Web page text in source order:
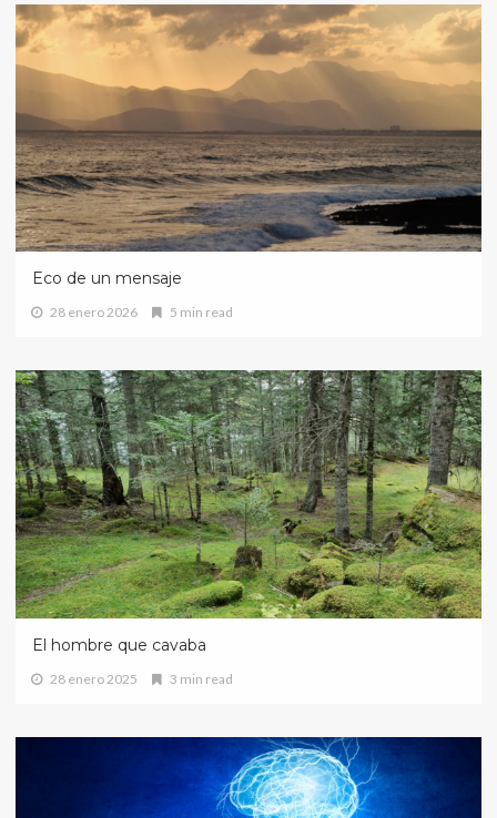
Eco de un mensaje
28 enero 2026 5 min read
El hombre que cavaba
28 enero 2025 3 min read